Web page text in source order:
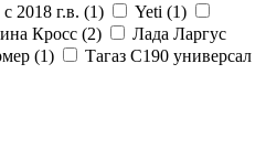
2018 г.в. (1) Yeti (1)
Кросс (2)
Лада Ларгус
(1)
Тагаз С190 универсал